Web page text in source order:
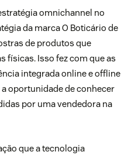
omnichannel no
da marca O Boticário de
de produtos que
físicas. Isso fez com que as
integrada online e offline
oportunidade de conhecer
por uma vendedora na
que a tecnologia